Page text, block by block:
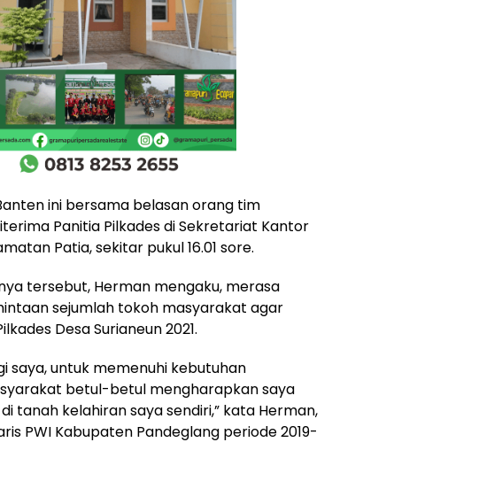
ini bersama belasan orang tim
Panitia Pilkades di Sekretariat Kantor
Patia, sekitar pukul 16.01 sore.
tersebut, Herman mengaku, merasa
sejumlah tokoh masyarakat agar
Desa Surianeun 2021.
saya, untuk memenuhi kebutuhan
betul-betul mengharapkan saya
tanah kelahiran saya sendiri,” kata Herman,
PWI Kabupaten Pandeglang periode 2019-